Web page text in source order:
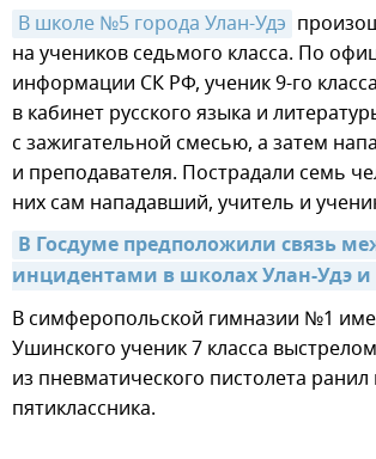
В школе №5 города Улан-Удэ
на учеников седьмого класса. По
информации СК РФ, ученик 9-го
в кабинет русского языка и
с зажигательной смесью, а затем
и преподавателя. Пострадали семь
них сам нападавший, учитель и
В Госдуме предположили связь
инцидентами в школах Улан-Удэ и
В симферопольской гимназии №1
Ушинского ученик 7 класса выстрелом
из пневматического пистолета ранил
пятиклассника.